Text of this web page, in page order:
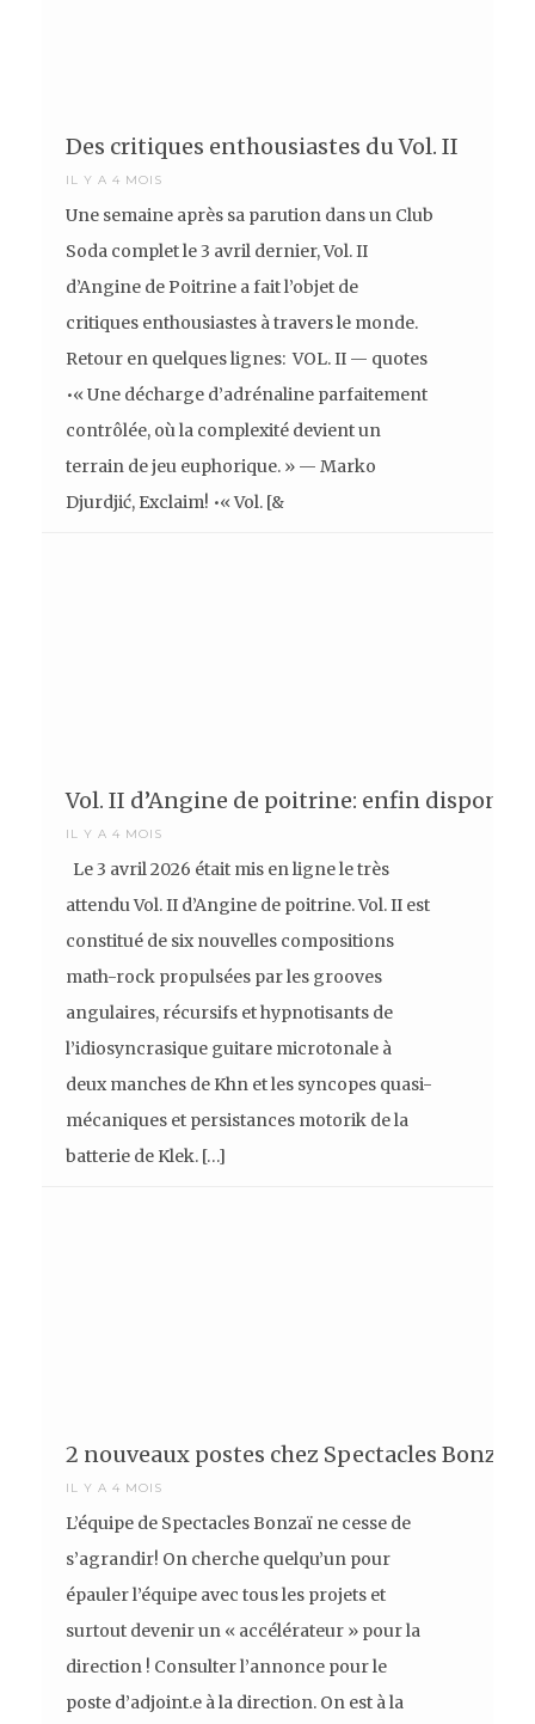
Des critiques enthousiastes du Vol. II
IL Y A 4 MOIS
Une semaine après sa parution dans un Club
Soda complet le 3 avril dernier, Vol. II
d’Angine de Poitrine a fait l’objet de
critiques enthousiastes à travers le monde.
Retour en quelques lignes: VOL. II — quotes
•« Une décharge d’adrénaline parfaitement
contrôlée, où la complexité devient un
terrain de jeu euphorique. » — Marko
Djurdjić, Exclaim! •« Vol. [&
Vol. II d’Angine de poitrine: enfin
IL Y A 4 MOIS
Le 3 avril 2026 était mis en ligne le très
attendu Vol. II d’Angine de poitrine. Vol. II est
constitué de six nouvelles compositions
math-rock propulsées par les grooves
angulaires, récursifs et hypnotisants de
l’idiosyncrasique guitare microtonale à
deux manches de Khn et les syncopes quasi-
mécaniques et persistances motorik de la
batterie de Klek. […]
2 nouveaux postes chez Spectacles Bonzaï!
IL Y A 4 MOIS
L’équipe de Spectacles Bonzaï ne cesse de
s’agrandir! On cherche quelqu’un pour
épauler l’équipe avec tous les projets et
surtout devenir un « accélérateur » pour la
direction ! Consulter l’annonce pour le
poste d’adjoint.e à la direction. On est à la